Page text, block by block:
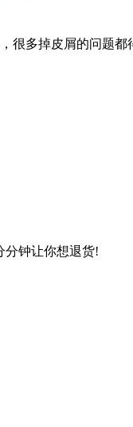
很多掉皮屑的问题都
分钟让你想退货!